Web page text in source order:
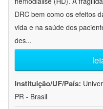
DRC bem como os efeitos
vida e na saúde dos
des...
Instituição/UF/País:
PR - Brasil